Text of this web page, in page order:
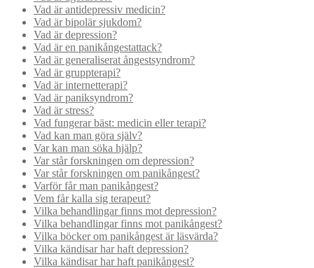
Vad är antidepressiv medicin?
Vad är bipolär sjukdom?
Vad är depression?
Vad är en panikångestattack?
Vad är generaliserat ångestsyndrom?
Vad är gruppterapi?
Vad är internetterapi?
Vad är paniksyndrom?
Vad är stress?
Vad fungerar bäst: medicin eller terapi?
Vad kan man göra själv?
Var kan man söka hjälp?
Var står forskningen om depression?
Var står forskningen om panikångest?
Varför får man panikångest?
Vem får kalla sig terapeut?
Vilka behandlingar finns mot depression?
Vilka behandlingar finns mot panikångest?
Vilka böcker om panikångest är läsvärda?
Vilka kändisar har haft depression?
Vilka kändisar har haft panikångest?